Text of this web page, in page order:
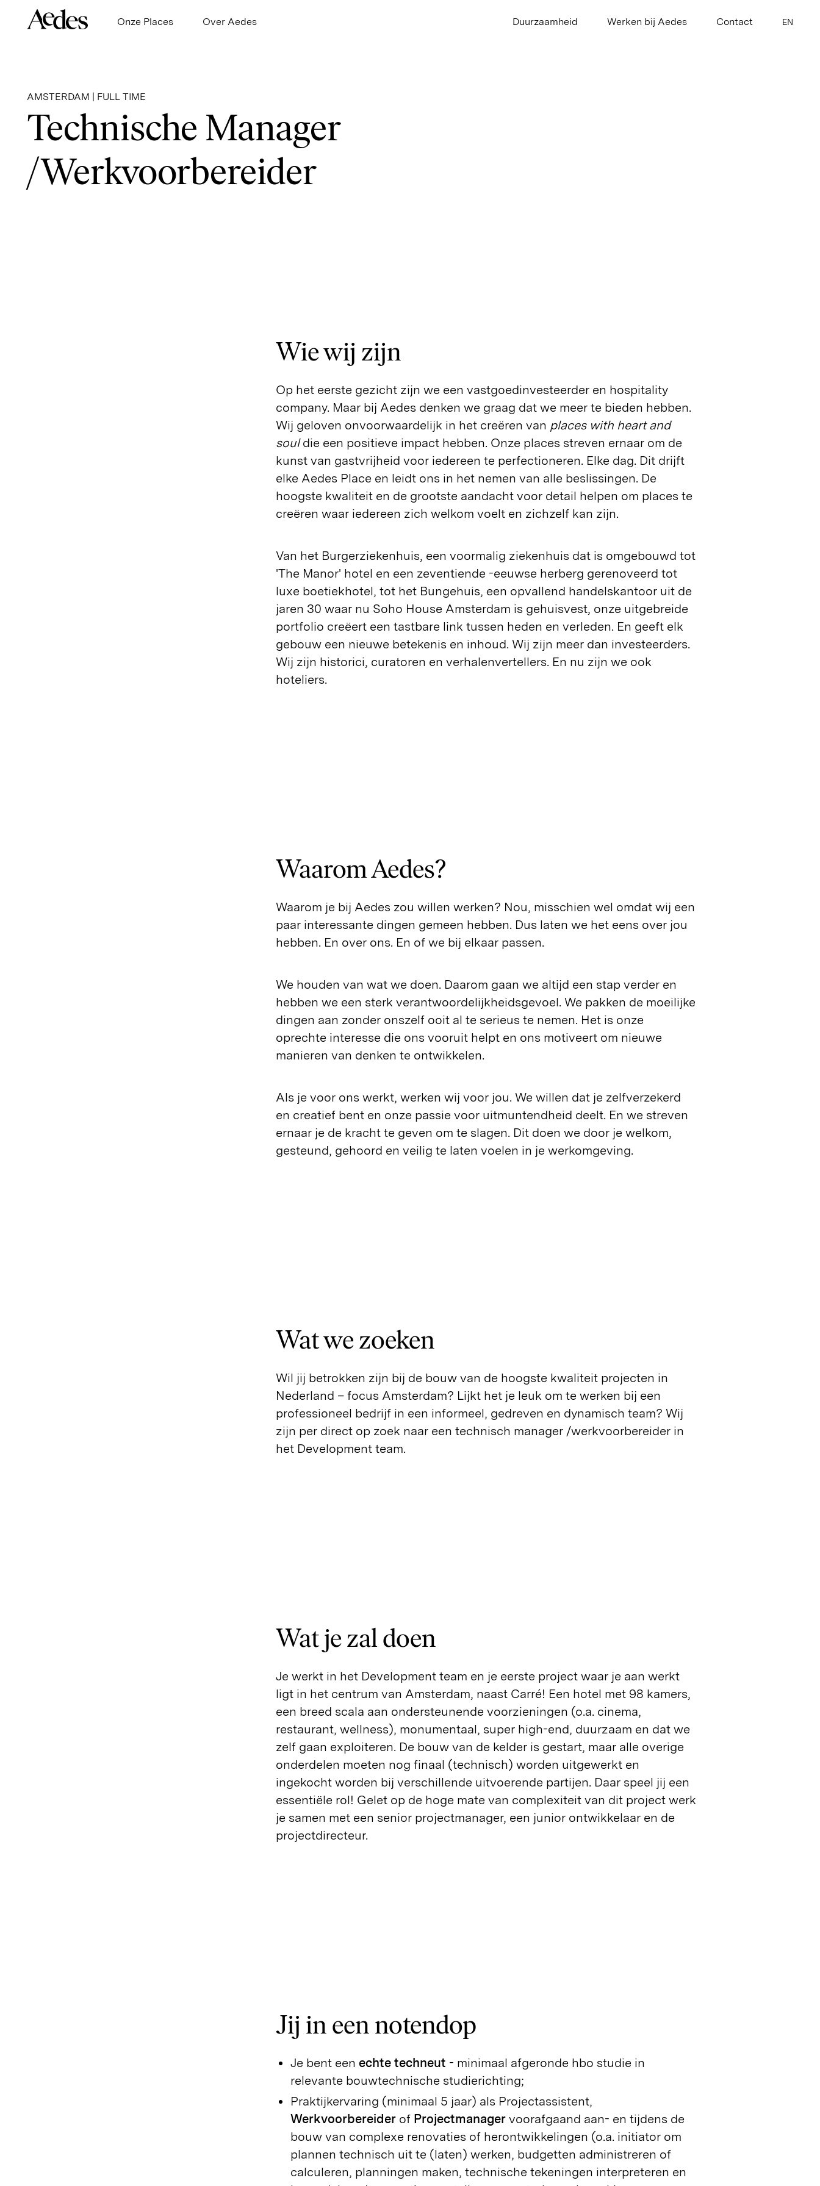
HomeOnze Places Over Aedes Duurzaamheid Werken bij Aedes Contact EN
AMSTERDAM | FULL TIME
Technische Manager
/Werkvoorbereider
Wie wij zijn
Op het eerste gezicht zijn we een vastgoedinvesteerder en hospitality
company. Maar bij Aedes denken we graag dat we meer te bieden hebben.
Wij geloven onvoorwaardelijk in het creëren van places with heart and
souldie een positieve impact hebben. Onze places streven ernaar om de
kunst van gastvrijheid voor iedereen te perfectioneren. Elke dag. Dit drijft
elke Aedes Place en leidt ons in het nemen van alle beslissingen. De
hoogste kwaliteit en de grootste aandacht voor detail helpen om places te
creëren waar iedereen zich welkom voelt en zichzelf kan zijn.
Van het Burgerziekenhuis, een voormalig ziekenhuis dat is omgebouwd tot
'The Manor' hotel en een zeventiende -eeuwse herberg gerenoveerd tot
luxe boetiekhotel, tot het Bungehuis, een opvallend handelskantoor uit de
jaren 30 waar nu Soho House Amsterdam is gehuisvest, onze uitgebreide
portfolio creëert een tastbare link tussen heden en verleden. En geeft elk
gebouw een nieuwe betekenis en inhoud. Wij zijn meer dan investeerders.
Wij zijn historici, curatoren en verhalenvertellers. En nu zijn we ook
hoteliers.
Waarom Aedes?
Waarom je bij Aedes zou willen werken? Nou, misschien wel omdat wij een
paar interessante dingen gemeen hebben. Dus laten we het eens over jou
hebben. En over ons. En of we bij elkaar passen.
We houden van wat we doen. Daarom gaan we altijd een stap verder en
hebben we een sterk verantwoordelijkheidsgevoel. We pakken de moeilijke
dingen aan zonder onszelf ooit al te serieus te nemen. Het is onze
oprechte interesse die ons vooruit helpt en ons motiveert om nieuwe
manieren van denken te ontwikkelen.
Als je voor ons werkt, werken wij voor jou. We willen dat je zelfverzekerd
en creatief bent en onze passie voor uitmuntendheid deelt. En we streven
ernaar je de kracht te geven om te slagen. Dit doen we door je welkom,
gesteund, gehoord en veilig te laten voelen in je werkomgeving.
Wat we zoeken
Wil jij betrokken zijn bij de bouw van de hoogste kwaliteit projecten in
Nederland – focus Amsterdam? Lijkt het je leuk om te werken bij een
professioneel bedrijf in een informeel, gedreven en dynamisch team? Wij
zijn per direct op zoek naar een technisch manager /werkvoorbereider in
het Development team.
Wat je zal doen
Je werkt in het Development team en je eerste project waar je aan werkt
ligt in het centrum van Amsterdam, naast Carré! Een hotel met 98 kamers,
een breed scala aan ondersteunende voorzieningen (o.a. cinema,
restaurant, wellness), monumentaal, super high-end, duurzaam en dat we
zelf gaan exploiteren. De bouw van de kelder is gestart, maar alle overige
onderdelen moeten nog finaal (technisch) worden uitgewerkt en
ingekocht worden bij verschillende uitvoerende partijen. Daar speel jij een
essentiële rol! Gelet op de hoge mate van complexiteit van dit project werk
je samen met een senior projectmanager, een junior ontwikkelaar en de
projectdirecteur.
Jij in een notendop
Je bent een echte techneut - minimaal afgeronde hbo studie in
relevante bouwtechnische studierichting;
Praktijkervaring (minimaal 5 jaar) als Projectassistent,
Werkvoorbereider of Projectmanager voorafgaand aan- en tijdens de
bouw van complexe renovaties of herontwikkelingen (o.a. initiator om
plannen technisch uit te (laten) werken, budgetten administreren of
calculeren, planningen maken, technische tekeningen interpreteren en